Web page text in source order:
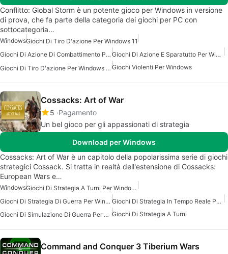
Conflitto: Global Storm è un potente gioco per Windows in versione
di prova, che fa parte della categoria dei giochi per PC con
sottocategoria…
WindowsGiochi Di Tiro D'azione Per Windows 11
Giochi Di Azione Di Combattimento Per Windows
Giochi Di Azione E Sparatutto Per Windows 7
Giochi Di Tiro D'azione Per Windows 10 Giochi Violenti Per Windows
Cossacks: Art of War
5 Pagamento
Un bel gioco per gli appassionati di strategia
Download per Windows
Cossacks: Art of War è un capitolo della popolarissima serie di giochi
strategici Cossack. Si tratta in realtà dell'estensione di Cossacks:
European Wars e…
Windows
Giochi Di Strategia A Turni Per Windows
Giochi Di Strategia Di Guerra Per Windows
Giochi Di Strategia In Tempo Reale Per Windows
Giochi Di Simulazione Di Guerra Per Windows Giochi Di Strategia A Turni
Command and Conquer 3 Tiberium Wars